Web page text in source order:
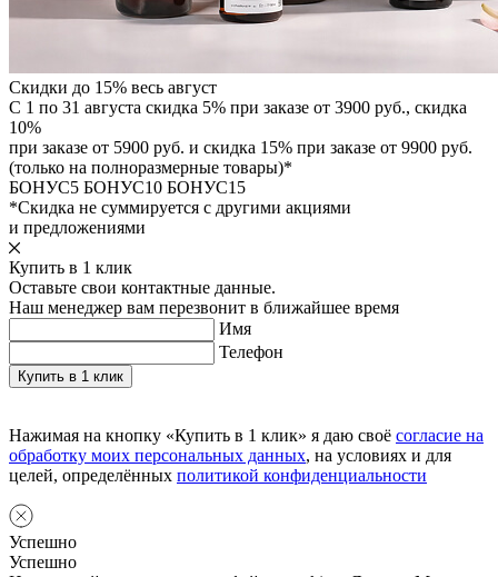
Скидки до 15% весь август
С 1 по 31 августа скидка 5% при заказе от 3900 руб., скидка
10%
при заказе от 5900 руб. и скидка 15% при заказе от 9900 руб.
(только на полноразмерные товары)*
БОНУС5 БОНУС10 БОНУС15
*Скидка не суммируется с другими акциями
и предложениями
Купить в 1 клик
Оставьте свои контактные данные.
Наш менеджер вам перезвонит в ближайшее время
Имя
Телефон
Нажимая на кнопку «Купить в 1 клик» я даю своё согласие на
обработку моих персональных данных, на условиях и для
целей, определённых политикой конфиденциальности
Успешно
Успешно